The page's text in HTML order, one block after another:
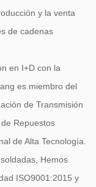
y la venta
de cadenas
en I+D con la
es miembro del
de Transmisión
Repuestos
de Alta Tecnología.
, Hemos
ISO9001:2015 y